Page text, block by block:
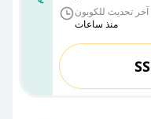
آخر تحديث للكوبون
منذ ساعات
SS